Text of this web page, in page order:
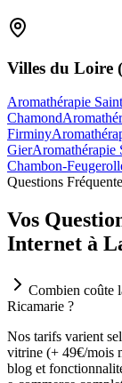
Villes du Loire (
Aromathérapie
Chamond
Firminy
GierAromathérapie
Chambon-
Questions
Vos
Internet à
Combien coûte
Ricamarie ?
Nos tarifs varient
vitrine (+ 49€/mois
blog et